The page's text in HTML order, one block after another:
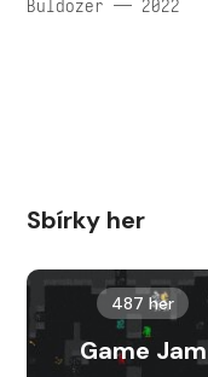
Buldozer — 2022
Sbírky her
487 her
Game Jam